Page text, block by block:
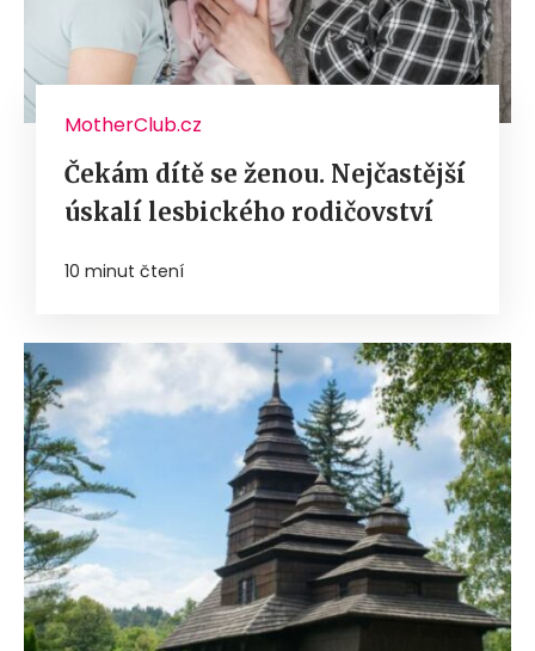
MotherClub.cz
Čekám dítě se ženou. Nejčastější
úskalí lesbického rodičovství
10 minut čtení